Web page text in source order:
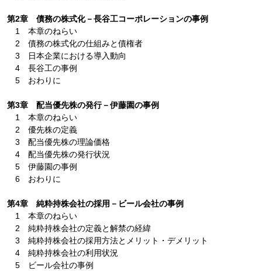
第2章 債務の株式化－長谷工コーポレーションの事例
1 本章のねらい
2 債務の株式化の仕組みと債権者
3 日本企業における導入動向
4 長谷工の事例
5 おわりに
第3章 配当優先株の発行－伊藤園の事例
1 本章のねらい
2 優先株の定義
3 配当優先株の理論価格
4 配当優先株の発行状況
5 伊藤園の事例
6 おわりに
第4章 純粋持株会社の採用－ビール会社の事例
1 本章のねらい
2 純粋持株会社の定義と解禁の経緯
3 純粋持株会社の採用方法とメリット・デメリット
4 純粋持株会社の利用状況
5 ビール会社の事例